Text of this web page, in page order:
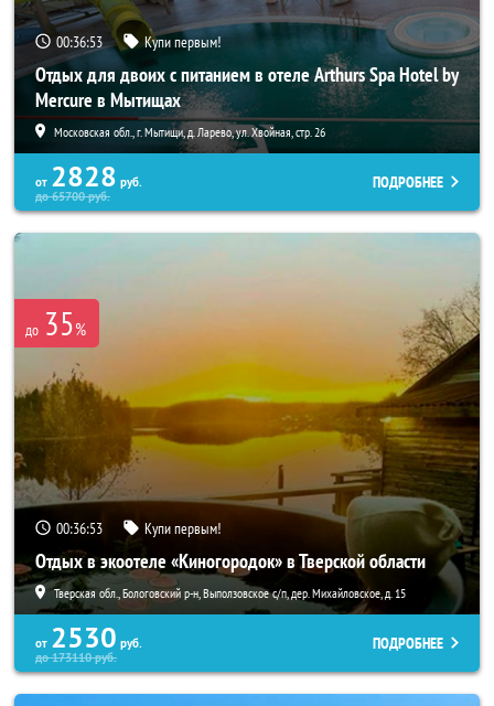
00:36:52 Купи первым!
Отдых для двоих с питанием в отеле Arthurs Spa Hotel by
Mercure в Мытищах
Московская обл., г. Мытищи, д. Ларево, ул. Хвойная, стр. 26
от 2828 руб.
до65700руб.
ПОДРОБНЕЕ
до 35%
00:36:52 Купи первым!
Отдых в экоотеле «Киногородок» в Тверской области
Тверская обл., Бологовский р-н, Выползовское с/п, дер. Михайловское, д. 15
от 2530 руб.
до173110руб.
ПОДРОБНЕЕ